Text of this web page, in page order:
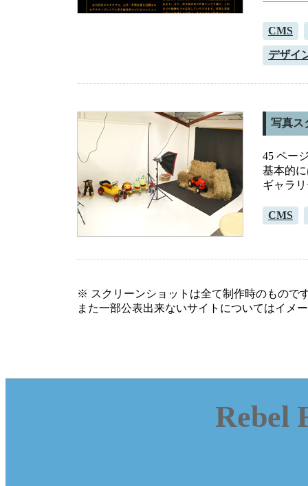
CMS
デザイ
写真ス
45 ペー
基本的
ギャラ
CMS
※ スクリーンショットは全て制作時のもので
また一部公表出来ないサイトについてはイメ
Rebel